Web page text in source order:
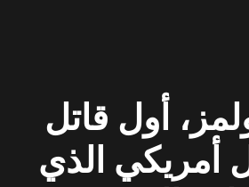
أول قاتل
أمريكي الذي